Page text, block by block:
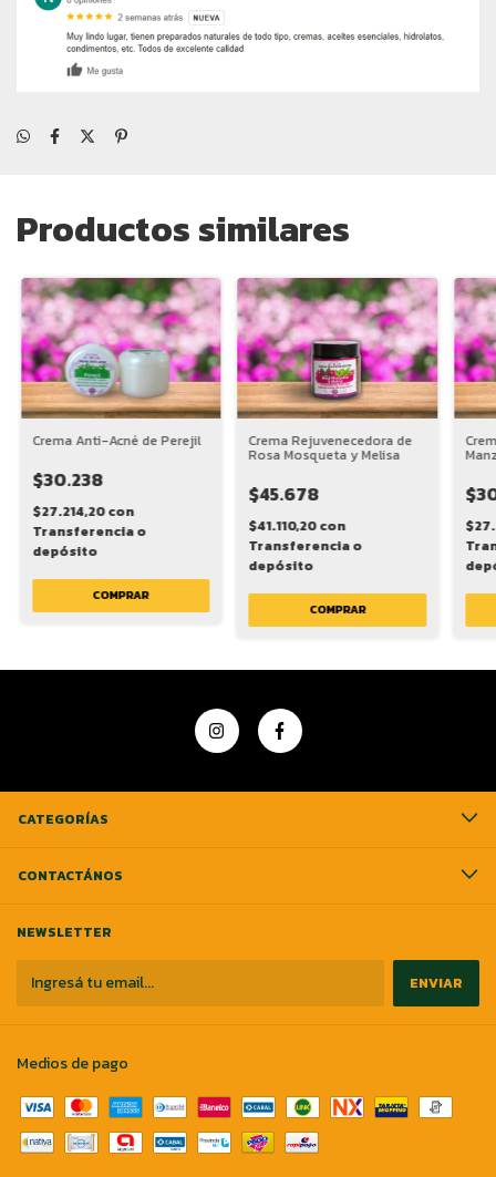
Productos similares
Crema Anti-Acné de Perejil
$30.238
$27.214,20con
Transferencia o
depósito
Crema Rejuvenecedora de
Rosa Mosqueta y Melisa
$45.678
$41.110,20con
Transferencia o
depósito
CATEGORÍAS
CONTACTÁNOS
NEWSLETTER
Medios de pago